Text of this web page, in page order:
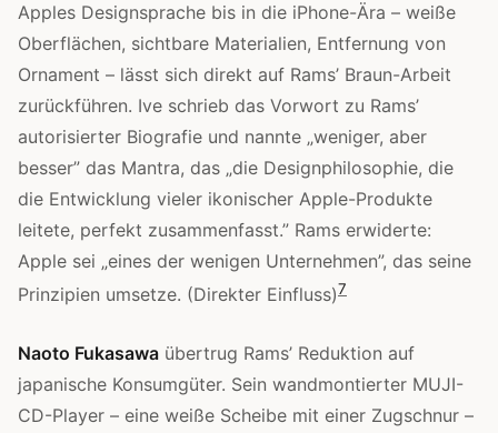
Apples Designsprache bis in die iPhone-Ära – weiße
Oberflächen, sichtbare Materialien, Entfernung von
Ornament – lässt sich direkt auf Rams’ Braun-Arbeit
zurückführen. Ive schrieb das Vorwort zu Rams’
autorisierter Biografie und nannte „weniger, aber
besser” das Mantra, das „die Designphilosophie, die
die Entwicklung vieler ikonischer Apple-Produkte
leitete, perfekt zusammenfasst.” Rams erwiderte:
Apple sei „eines der wenigen Unternehmen”, das seine
Prinzipien umsetze. (Direkter Einfluss)7
Naoto Fukasawa übertrug Rams’ Reduktion auf
japanische Konsumgüter. Sein wandmontierter MUJI-
CD-Player – eine weiße Scheibe mit einer Zugschnur –